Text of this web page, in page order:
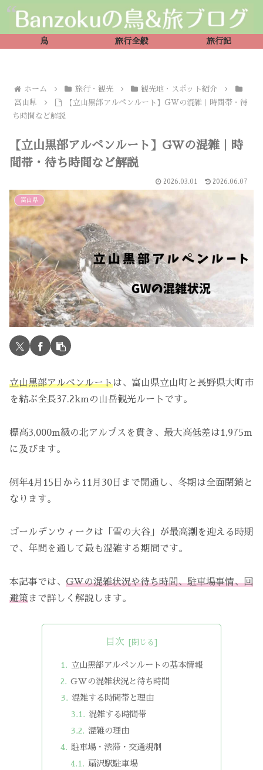
鳥 旅行全般 旅行記
ホーム 旅行・観光
観光地・スポット紹介
富山県
【立山黒部アルペンルート】GWの混雑｜時間帯・待
ち時間など解説
【立山黒部アルペンルート】GWの混雑｜時
間帯・待ち時間など解説
2026.03.01 2026.06.07
富山県
立山黒部アルペンルートは、富山県立山町と長野県大町市
を結ぶ全長37.2kmの山岳観光ルートです。
標高3,000m級の北アルプスを貫き、最大高低差は1,975m
に及びます。
例年4月15日から11月30日まで開通し、冬期は全面閉鎖と
なります。
ゴールデンウィークは「雪の大谷」が最高潮を迎える時期
で、年間を通して最も混雑する期間です。
本記事では、 GWの混雑状況や待ち時間、駐車場事情、回
避策まで詳しく解説します。
目次
立山黒部アルペンルートの基本情報
GWの混雑状況と待ち時間
混雑する時間帯と理由
混雑する時間帯
混雑の理由
駐車場・渋滞・交通規制
扇沢駅駐車場